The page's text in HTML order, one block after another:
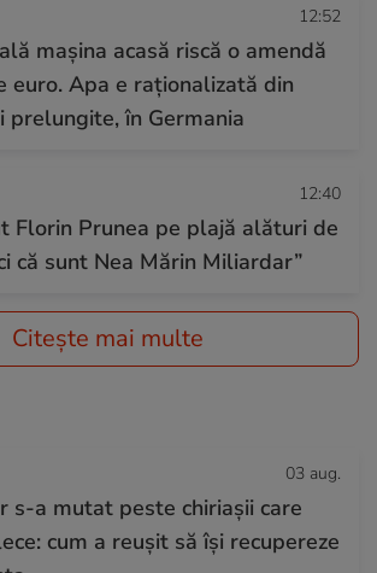
12:52
mașina acasă riscă o amendă
euro. Apa e raționalizată din
prelungite, în Germania
12:40
Florin Prunea pe plajă alături de
că sunt Nea Mărin Miliardar”
Citește mai multe
03 aug.
s-a mutat peste chiriașii care
cum a reușit să își recupereze